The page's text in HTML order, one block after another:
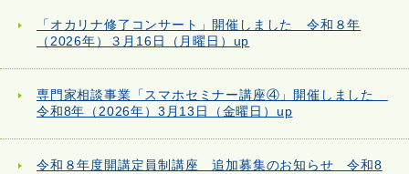
「オカリナ修了コンサート」開催しました 令和８年
（2026年）３月16日（月曜日）up
専門家相談事業「スマホセミナー講座④」開催しました
令和8年（2026年）3月13日（金曜日）up
令和８年度開講定員制講座 追加募集のお知らせ 令和8